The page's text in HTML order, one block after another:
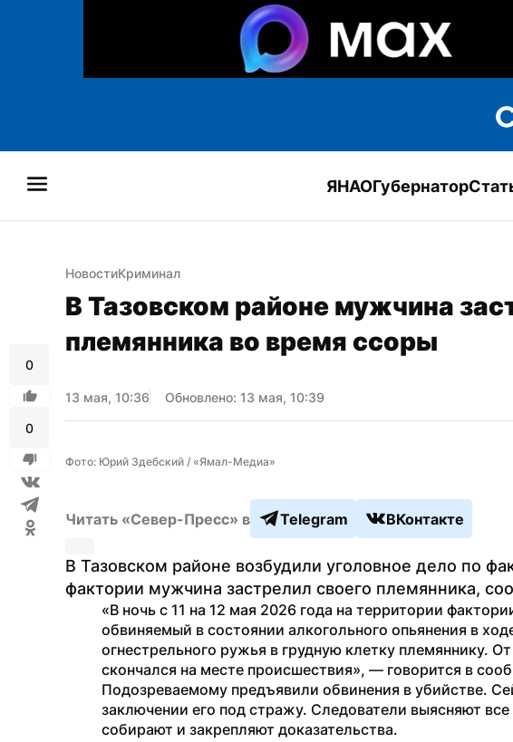
ЯНАОГубернатор
0
0
НовостиКриминал
В Тазовском районе мужчина
племянника во время ссоры
13 мая, 10:36 Обновлено: 13 мая, 10:39
Фото: Юрий Здебский / «Ямал-Медиа»
Читать «Север-Пресс» в Telegram ВКонтакте
В Тазовском районе возбудили уголовное дело по
фактории мужчина застрелил своего племянника,
«В ночь с 11 на 12 мая 2026 года на территории
обвиняемый в состоянии алкогольного опьянения в
огнестрельного ружья в грудную клетку племяннику.
скончался на месте происшествия», — говорится в
Подозреваемому предъявили обвинения в убийстве.
заключении его под стражу. Следователи выясняют
собирают и закрепляют доказательства.